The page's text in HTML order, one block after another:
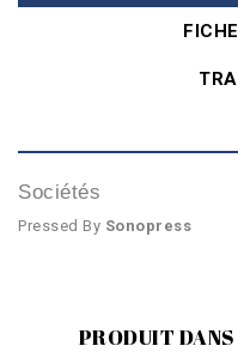
Sociétés
Pressed By Sonopress
PRODUIT